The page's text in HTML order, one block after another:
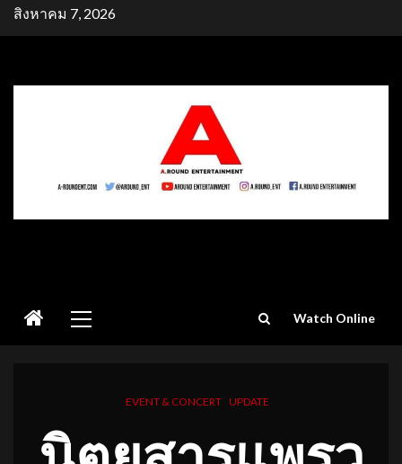
Skipสิงหาคม 7, 2026
Menu
Watch Online
EVENT & CONCERT UPDATE